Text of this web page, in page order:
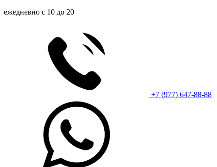
ежедневно с 10 до 20
+7 (977) 647-88-88